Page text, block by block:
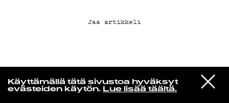
Käyttämällä tätä sivustoa hyväksyt
evästeiden käytön. Lue lisää täältä.
VIESTI
STUDIOON
Hot Chip
Over And Over
Jaa artikkeli